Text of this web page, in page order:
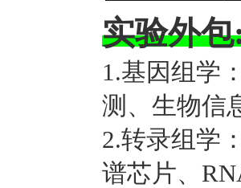
实验外
1.基因组学
测、生物信
2.转录组学
谱芯片、